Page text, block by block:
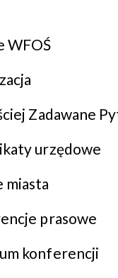
WFOŚ
Zadawane
urzędowe
miasta
prasowe
konferencji